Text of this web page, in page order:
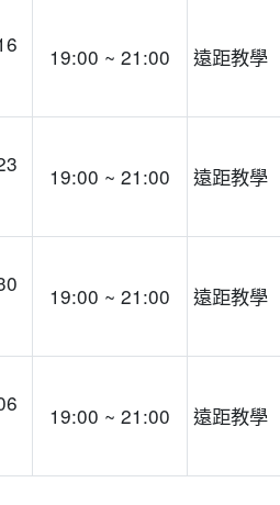
19:00 ~ 21:00 遠距教學
19:00 ~ 21:00 遠距教學
19:00 ~ 21:00 遠距教學
19:00 ~ 21:00 遠距教學